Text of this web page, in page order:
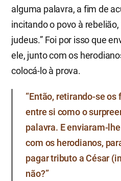
alguma palavra, a fim de
incitando o povo à
judeus.” Foi por isso que
ele, junto com os
colocá-lo à prova.
“Então, retirando-se
entre si como o
palavra. E enviaram-
com os herodianos,
pagar tributo a César
não?”